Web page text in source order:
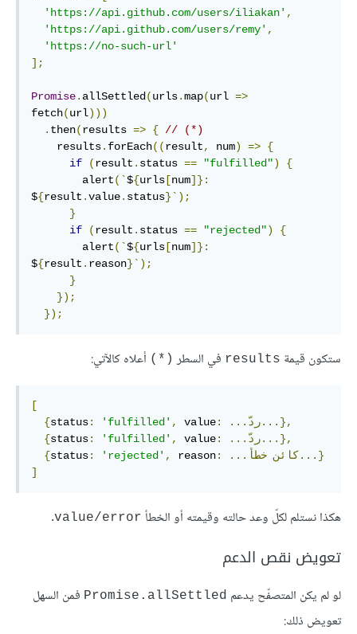
'https://api.github.com/users/iliakan' ,
'https://api.github.com/users/remy' ,
'https://no-such-url'
];
Promise. allSettled(urls.map(url =>
fetch(url)))
. then(results => { // (*)
    results
. forEach((result, num) => {
if
(result . status == "fulfilled")
{
        alert
(`${urls [num]}:
${result .value. status}`);
}
if
(result . status == "rejected")
{
        alert
(`${urls [num]}:
${result . reason}`);
}
});
});
ستكون قيمة results في السطر (*) أعلاه كالآتي:
[
{status: 'fulfilled' , value:
...ردّ...},
{status: 'fulfilled' , value:
...ردّ...},
{status: 'rejected' , reason: ...كائنخطأ...}
]
هكذا نستلم لكلّ وعد حالته وقيمته أو الخطأ value/error
.
تعويض نقص الدعم
لو لم يكن المتصفّح يدعم Promise.allSettled فمن السهل
تعويض ذلك: